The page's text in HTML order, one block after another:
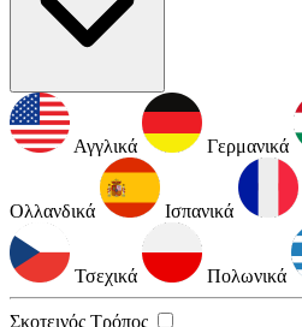
Αγγλικά Γερμανικά
Ολλανδικά Ισπανικά
Τσεχικά Πολωνικά
Σκοτεινός Τρόπος